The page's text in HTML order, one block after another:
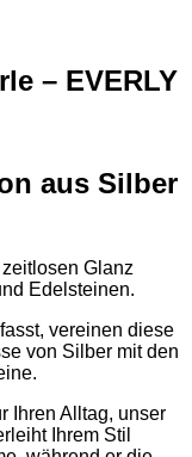
– EVERLY
aus Silber
Glanz
Edelsteinen.
vereinen diese
von Silber mit den
Ihren Alltag, unser
Ihrem Stil